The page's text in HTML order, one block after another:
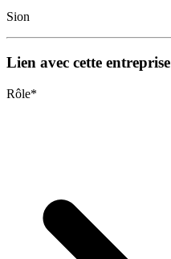
Sion
Lien avec cette entreprise
Rôle*